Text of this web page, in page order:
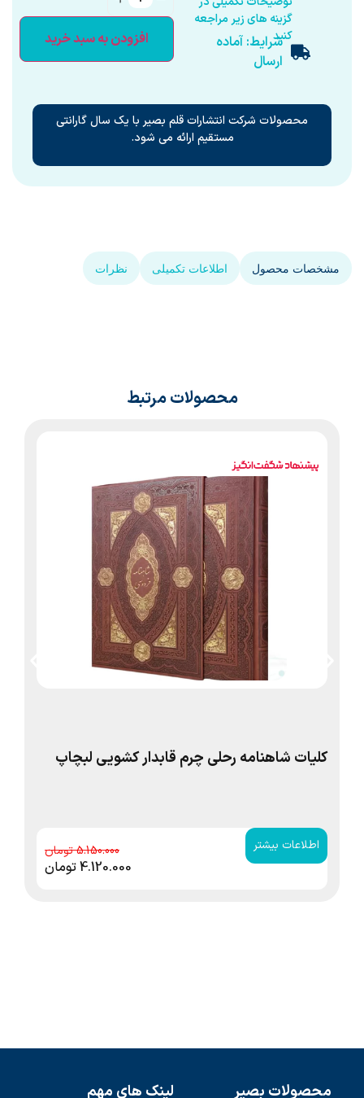
گزینه های زیر مراجعه
کنیدشرایط: آماده
ارسال
افزودن به سبد خرید
محصولات شرکت انتشارات قلم بصیر با یک سال گارانتی
مستقیم ارائه می شود.
مشخصات محصول اطلاعات تکمیلی نظرات
محصولات مرتبط
کلیات شاهنامه رحلی چرم قابدار کشویی لبچاپ
اطلاعات بیشتر 5.150.000
4.120.000تومان
محصولات بصیر لینک های مهم